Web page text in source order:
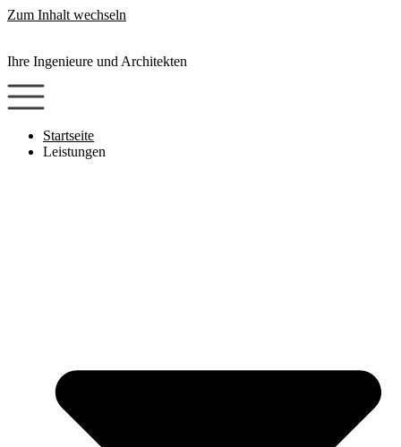
Zum Inhalt wechseln
Ihre Ingenieure und Architekten
Startseite
Leistungen